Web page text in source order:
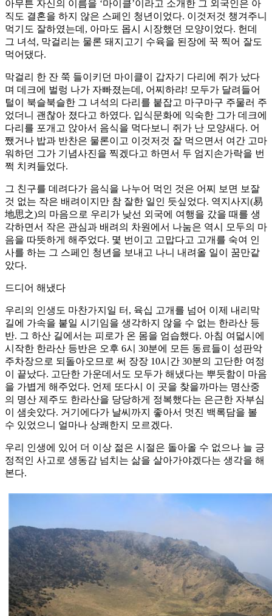
아무튼 자신의 이름을 ‘마이클’이라고 소개한 그 외국인은 아
직도 결혼을 하지 않은 스페인 청년이었다. 이것저것 챙겨주니
먹기도 잘하였는데, 아마도 몹시 시장했던 모양이었다. 헌데
그 녀석, 막걸리는 물론 돼지고기 수육을 된장에 꾹 찍어 잘도
먹어댔다.
막걸리 한 잔 쭉 들이키던 마이클이 갑자기 다리에 쥐가 났다
며 데크에 벌렁 나가 자빠졌는데, 어찌하랴! 모두가 달려들어
털이 북슬북슬한 그 녀석의 다리를 붙잡고 마구마구 주물러 주
었더니 괜찮아 졌다고 하였다. 입식문화에 익숙한 그가 데크에
다리를 포개고 앉아서 음식을 먹다보니 쥐가 난 모양새다. 어
쨌거나 밥과 반찬은 물론이고 이것저것 잘 먹으면서 여간 고마
워하던 그가 기념사진을 찍겠다고 하면서 두 엄지손가락을 번
쩍 치켜들었다.
그 친구를 데려다가 음식을 나누어 먹인 것은 어찌 보면 보잘
것 없는 작은 배려이지만 참 잘한 일인 듯싶었다. 역지사지(易
地思之)의 마음으로 우리가 낮선 외국에 여행을 갔을 때를 생
각하면서 작은 관심과 배려의 차원에서 나눔은 역시 모두의 마
음을 따뜻하게 해주었다. 몇 번이고 고맙다고 고개를 숙여 인
사를 하는 그 스페인 청년을 보내고 나니 내려올 일이 꿈만같
았다.
드디어 해냈다
우리의 인생도 마찬가지일 터, 육십 고개를 넘어 이제 내리막
길에 가속을 붙일 시기임을 생각하지 않을 수 없는 한라산 등
반. 그 하산 길에서는 피로가 온 몸을 엄습했다. 아침 여덟시에
시작한 한라산 등반은 오후 6시 30분에 모든 동료들이 성판악
주차장으로 되돌아오므로 써 장장 10시간 30분의 고단한 여정
이 끝났다. 고단한 가운데서도 모두가 해냈다는 뿌듯함이 마음
을 가볍게 해주었다. 언제 또다시 이 곳을 찾을까마는 명산중
의 명산 제주도 한라산을 당당하게 정복했다는 은근한 자부심
이 샘솟았다. 거기에다가 날씨까지 좋아서 멋진 백록담을 볼
수 있었으니 얼마나 상쾌한지 모르겠다.
우리 인생에 있어 더 이상 젊은 시절은 돌아올 수 없으나 늘 긍
정적인 사고로 생동감 넘치는 삶을 살아가야겠다는 생각을 해
본다.